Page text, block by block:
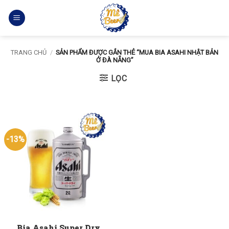
qua
TRANG CHỦ / SẢN PHẨM ĐƯỢC GẮN THẺ “MUA BIA ASAHI NHẬT BẢN
Ở ĐÀ NẴNG”
LỌC
-13%